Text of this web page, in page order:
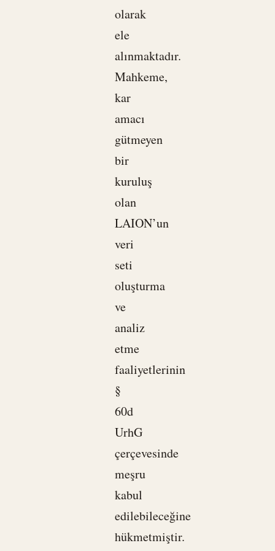
olarak
ele
alınmaktadır.
Mahkeme,
kar
amacı
gütmeyen
bir
kuruluş
olan
LAION’un
veri
seti
oluşturma
ve
analiz
etme
faaliyetlerinin
§
60d
UrhG
çerçevesinde
meşru
kabul
edilebileceğine
hükmetmiştir.